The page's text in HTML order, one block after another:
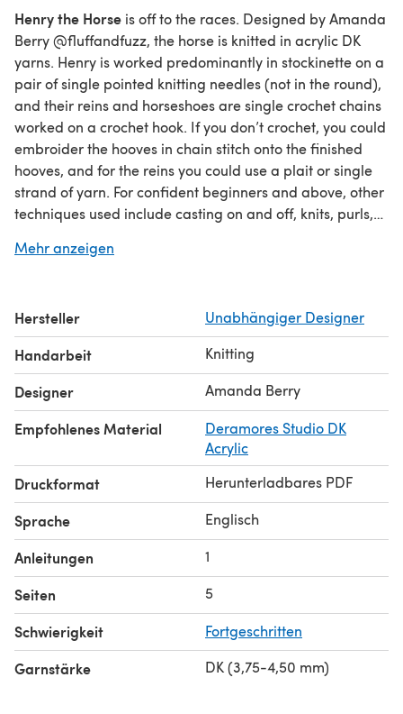
Henry the Horse is off to the races. Designed by Amanda
Berry @fluffandfuzz, the horse is knitted in acrylic DK
yarns. Henry is worked predominantly in stockinette on a
pair of single pointed knitting needles (not in the round),
and their reins and horseshoes are single crochet chains
worked on a crochet hook. If you don’t crochet, you could
embroider the hooves in chain stitch onto the finished
hooves, and for the reins you could use a plait or single
strand of yarn. For confident beginners and above, other
techniques used include casting on and off, knits, purls,
Mehr anzeigen
Hersteller Unabhängiger Designer
Handarbeit Knitting
Designer Amanda Berry
Empfohlenes Material
Deramores Studio DK
Acrylic
Druckformat Herunterladbares PDF
Sprache Englisch
Anleitungen 1
Seiten 5
Schwierigkeit Fortgeschritten
Garnstärke DK (3,75-4,50 mm)